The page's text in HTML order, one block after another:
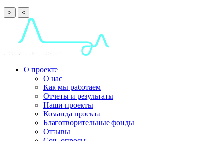
> <
О проекте
О нас
Как мы работаем
Отчеты и результаты
Наши проекты
Команда проекта
Благотворительные фонды
Отзывы